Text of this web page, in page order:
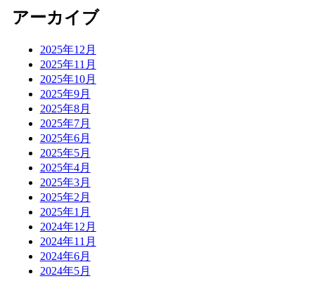
アーカイブ
2025年12月
2025年11月
2025年10月
2025年9月
2025年8月
2025年7月
2025年6月
2025年5月
2025年4月
2025年3月
2025年2月
2025年1月
2024年12月
2024年11月
2024年6月
2024年5月